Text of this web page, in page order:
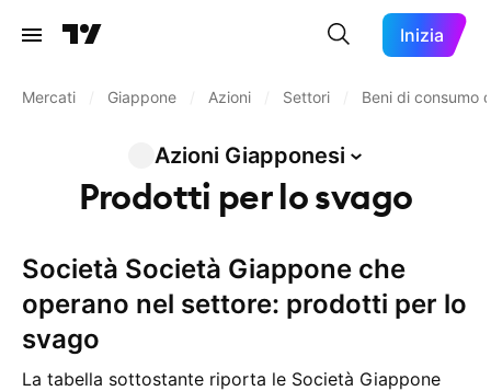
Inizia
Mercati Giappone Azioni Settori Beni di consumo
Azioni Giapponesi
Prodotti per lo svago
Società Società Giappone che
operano nel settore: prodotti per lo
svago
La tabella sottostante riporta le Società Giappone